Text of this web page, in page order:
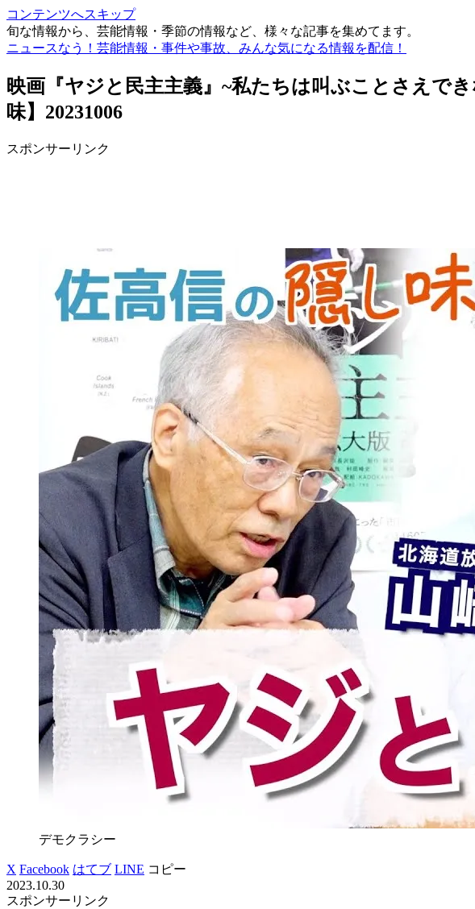
コンテンツへスキップ
旬な情報から、芸能情報・季節の情報など、様々な記事を集めてます。
ニュースなう！芸能情報・事件や事故、みんな気になる情報を配信！
映画『ヤジと民主主義』~私たちは叫ぶことさえで
味】20231006
スポンサーリンク
デモクラシー
X Facebook はてブ LINE コピー
2023.10.30
スポンサーリンク